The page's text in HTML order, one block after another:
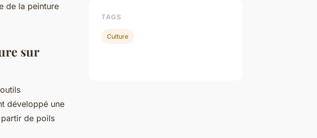
de la peinture
sur
développé une
de poils
TAGS
Culture